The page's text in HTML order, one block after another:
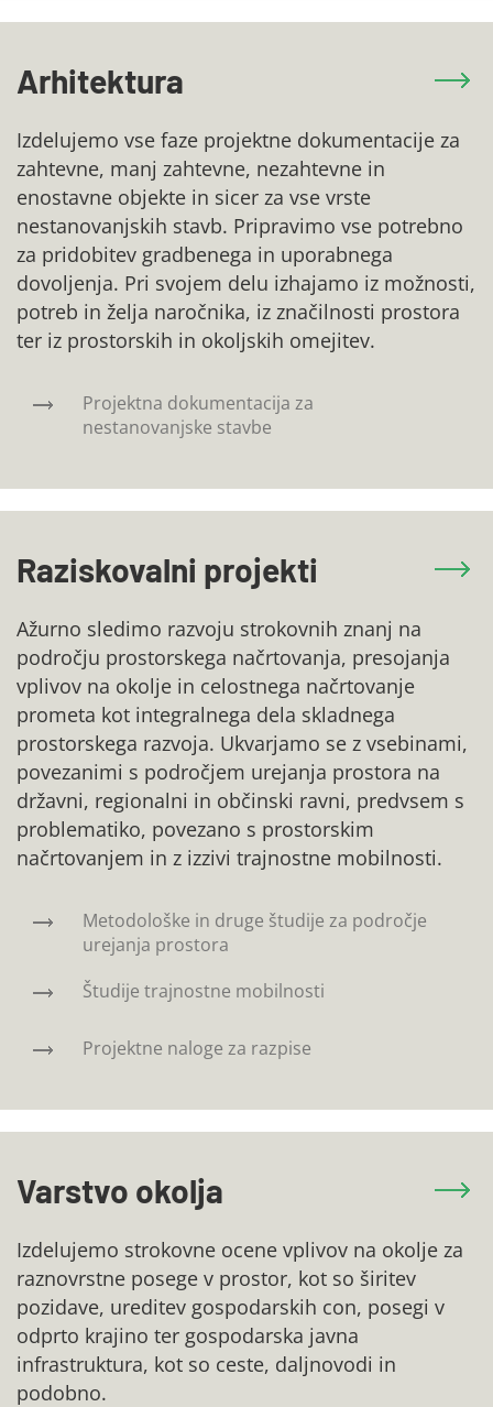
Arhitektura
Izdelujemo vse faze projektne dokumentacije za
zahtevne, manj zahtevne, nezahtevne in
enostavne objekte in sicer za vse vrste
nestanovanjskih stavb. Pripravimo vse potrebno
za pridobitev gradbenega in uporabnega
dovoljenja. Pri svojem delu izhajamo iz možnosti,
potreb in želja naročnika, iz značilnosti prostora
ter iz prostorskih in okoljskih omejitev.
Projektna dokumentacija za
nestanovanjske stavbe
Raziskovalni projekti
Ažurno sledimo razvoju strokovnih znanj na
področju prostorskega načrtovanja, presojanja
vplivov na okolje in celostnega načrtovanje
prometa kot integralnega dela skladnega
prostorskega razvoja. Ukvarjamo se z vsebinami,
povezanimi s področjem urejanja prostora na
državni, regionalni in občinski ravni, predvsem s
problematiko, povezano s prostorskim
načrtovanjem in z izzivi trajnostne mobilnosti.
Metodološke in druge študije za področje
urejanja prostora
Študije trajnostne mobilnosti
Projektne naloge za razpise
Varstvo okolja
Izdelujemo strokovne ocene vplivov na okolje za
raznovrstne posege v prostor, kot so širitev
pozidave, ureditev gospodarskih con, posegi v
odprto krajino ter gospodarska javna
infrastruktura, kot so ceste, daljnovodi in
podobno.